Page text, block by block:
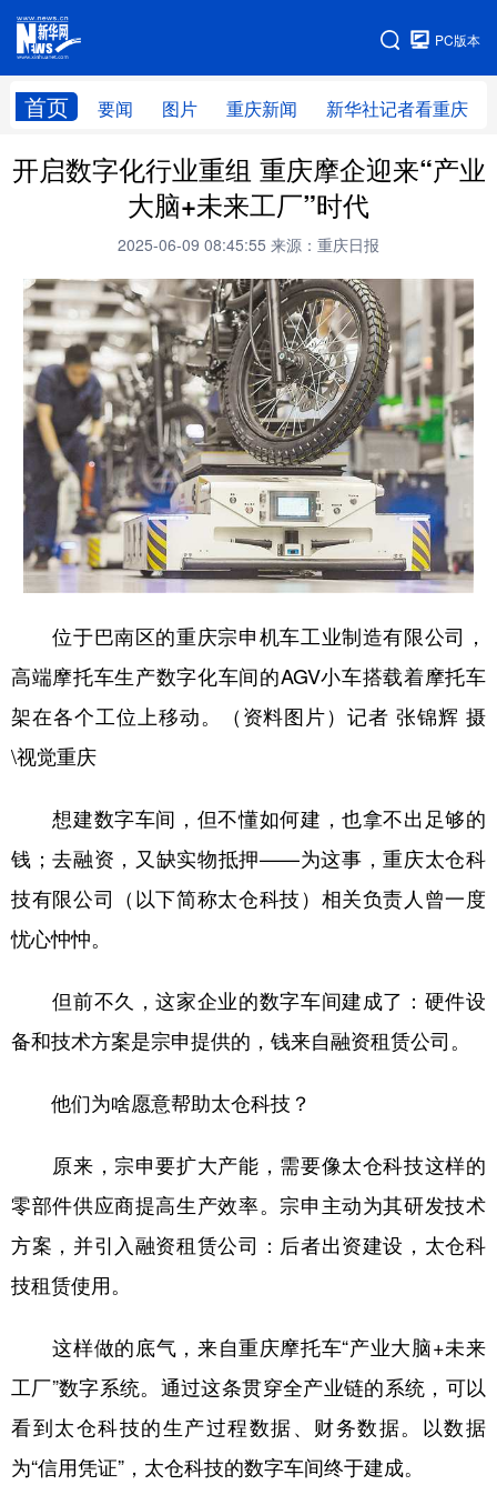
PC版本
首页 要闻 图片 重庆新闻 新华社记者看重庆
网站地图
开启数字化行业重组 重庆摩企迎来“产业
大脑+未来工厂”时代
2025-06-09 08:45:55 来源：重庆日报
位于巴南区的重庆宗申机车工业制造有限公司，
高端摩托车生产数字化车间的AGV小车搭载着摩托车
架在各个工位上移动。（资料图片）记者 张锦辉 摄
\视觉重庆
想建数字车间，但不懂如何建，也拿不出足够的
钱；去融资，又缺实物抵押——为这事，重庆太仓科
技有限公司（以下简称太仓科技）相关负责人曾一度
忧心忡忡。
但前不久，这家企业的数字车间建成了：硬件设
备和技术方案是宗申提供的，钱来自融资租赁公司。
他们为啥愿意帮助太仓科技？
原来，宗申要扩大产能，需要像太仓科技这样的
零部件供应商提高生产效率。宗申主动为其研发技术
方案，并引入融资租赁公司：后者出资建设，太仓科
技租赁使用。
这样做的底气，来自重庆摩托车“产业大脑+未来
工厂”数字系统。通过这条贯穿全产业链的系统，可以
看到太仓科技的生产过程数据、财务数据。以数据
为“信用凭证”，太仓科技的数字车间终于建成。